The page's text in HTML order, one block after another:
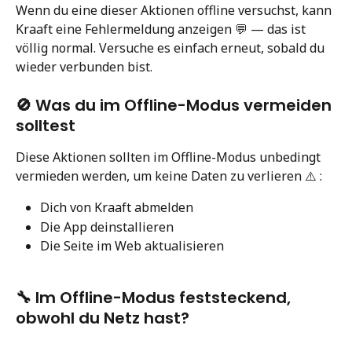
Wenn du eine dieser Aktionen offline versuchst, kann
Kraaft eine Fehlermeldung anzeigen 💬 — das ist
völlig normal. Versuche es einfach erneut, sobald du
wieder verbunden bist.
🚫 Was du im Offline-Modus vermeiden
solltest
Diese Aktionen sollten im Offline-Modus unbedingt
vermieden werden, um keine Daten zu verlieren ⚠️ :
Dich von Kraaft abmelden
Die App deinstallieren
Die Seite im Web aktualisieren
🔧 Im Offline-Modus feststeckend,
obwohl du Netz hast?